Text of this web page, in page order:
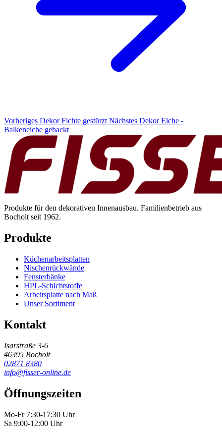
Vorheriges Dekor Fichte gestürzt Nächstes Dekor Eiche -
Balkeneiche gehackt
Produkte für den dekorativen Innenausbau. Familienbetrieb aus
Bocholt seit 1962.
Produkte
Küchenarbeitsplatten
Nischenrückwände
Fensterbänke
HPL-Schichtstoffe
Arbeitsplatte nach Maß
Unser Sortiment
Kontakt
Isarstraße 3-6
46395 Bocholt
02871 8380
info@fisser-online.de
Öffnungszeiten
Mo-Fr 7:30-17:30 Uhr
Sa 9:00-12:00 Uhr